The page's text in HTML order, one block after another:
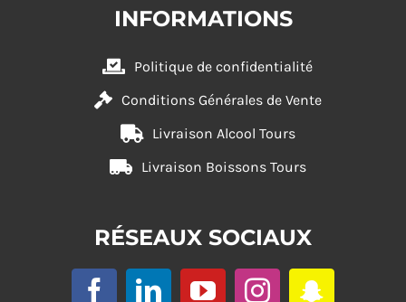
INFORMATIONS
Politique de confidentialité
Conditions Générales de Vente
Livraison Alcool Tours
Livraison Boissons Tours
RÉSEAUX SOCIAUX